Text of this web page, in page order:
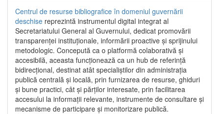
Centrul de resurse bibliografice în domeniul guvernării
deschise reprezintă instrumentul digital integrat al
Secretariatului General al Guvernului, dedicat promovării
transparenței instituționale, informării proactive și sprijinului
metodologic. Concepută ca o platformă colaborativă și
accesibilă, aceasta funcționează ca un hub de referință
bidirecțional, destinat atât specialiștilor din administrația
publică centrală și locală, prin furnizarea de resurse, ghiduri
și bune practici, cât și părților interesate, prin facilitarea
accesului la informații relevante, instrumente de consultare și
mecanisme de participare și monitorizare publică.